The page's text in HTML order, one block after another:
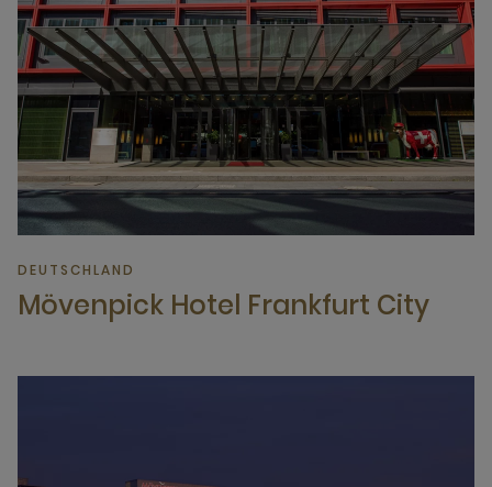
DEUTSCHLAND
Mövenpick Hotel Frankfurt City